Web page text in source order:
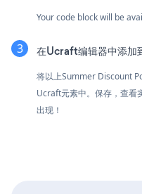
Your code block will be
在Ucraft编辑器中添加
将以上Summer Discount
Ucraft元素中。保存，查看
出现！